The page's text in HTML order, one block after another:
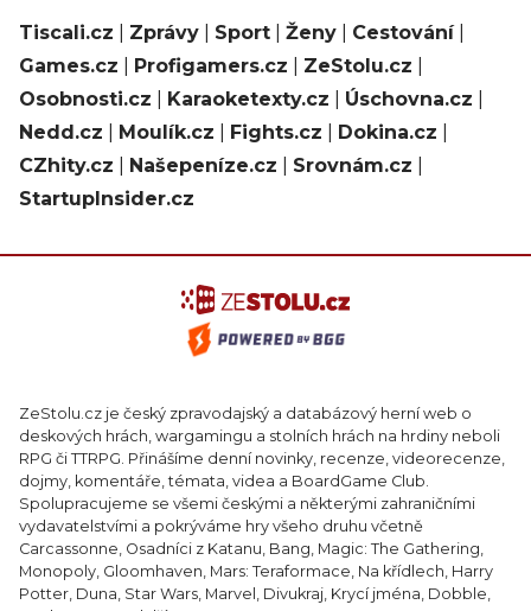
Tiscali.cz Zprávy Sport Ženy Cestování|
Games.cz
Profigamers.cz ZeStolu.cz
Osobnosti.cz
Karaoketexty.cz Úschovna.cz
Nedd.cz
Moulík.cz Fights.cz Dokina.cz
CZhity.cz
Našepeníze.cz Srovnám.cz
StartupInsider.cz
ZeStolu.cz je český zpravodajský a databázový herní web o
deskových hrách, wargamingu a stolních hrách na hrdiny neboli
RPG či TTRPG. Přinášíme denní novinky, recenze, videorecenze,
dojmy, komentáře, témata, videa a BoardGame Club.
Spolupracujeme se všemi českými a některými zahraničními
vydavatelstvími a pokrýváme hry všeho druhu včetně
Carcassonne, Osadníci z Katanu, Bang, Magic: The Gathering,
Monopoly, Gloomhaven, Mars: Teraformace, Na křídlech, Harry
Potter, Duna, Star Wars, Marvel, Divukraj, Krycí jména, Dobble,